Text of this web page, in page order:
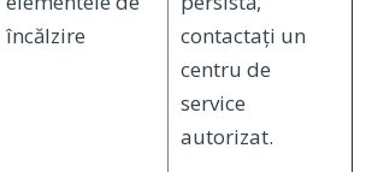
încălzire
contactați un
centru de
service
autorizat.